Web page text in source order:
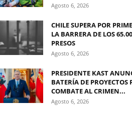
Agosto 6, 2026
CHILE SUPERA POR
LA BARRERA DE LOS
PRESOS
Agosto 6, 2026
PRESIDENTE KAST
BATERÍA DE PROYECTOS
COMBATE AL CRIMEN...
Agosto 6, 2026